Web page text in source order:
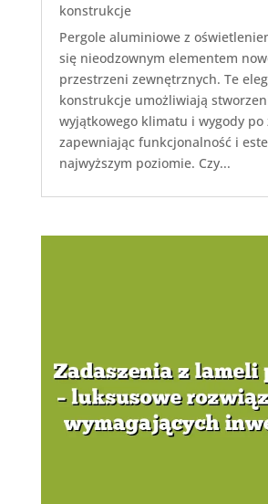
konstrukcje
Pergole aluminiowe z
się nieodzownym elementem
przestrzeni zewnętrznych. Te
konstrukcje umożliwiają
wyjątkowego klimatu i wygody po
zapewniając funkcjonalność i
najwyższym poziomie. Czy...